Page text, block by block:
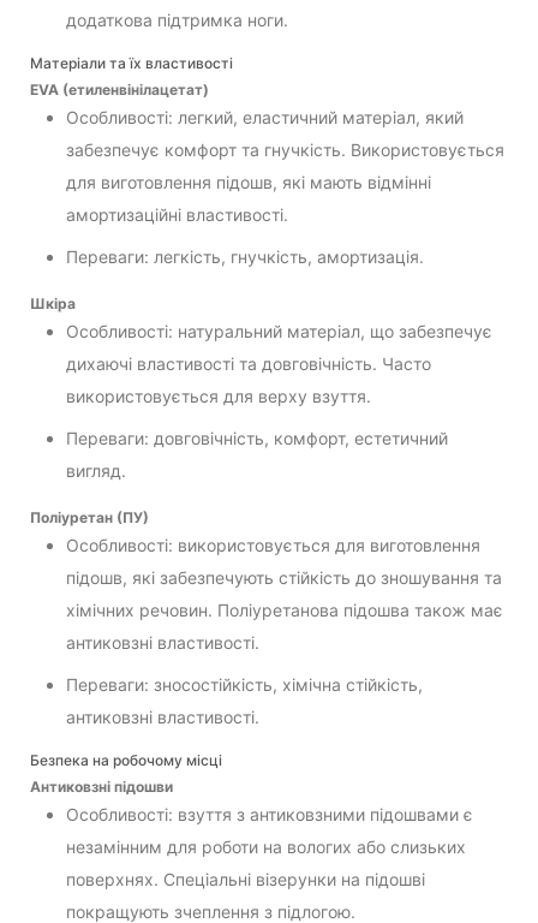
додаткова підтримка ноги.
Матеріали та їх властивості
EVA (етиленвінілацетат)
Особливості: легкий, еластичний матеріал, який
забезпечує комфорт та гнучкість. Використовується
для виготовлення підошв, які мають відмінні
амортизаційні властивості.
Переваги: легкість, гнучкість, амортизація.
Шкіра
Особливості: натуральний матеріал, що забезпечує
дихаючі властивості та довговічність. Часто
використовується для верху взуття.
Переваги: довговічність, комфорт, естетичний
вигляд.
Поліуретан (ПУ)
Особливості: використовується для виготовлення
підошв, які забезпечують стійкість до зношування та
хімічних речовин. Поліуретанова підошва також має
антиковзні властивості.
Переваги: зносостійкість, хімічна стійкість,
антиковзні властивості.
Безпека на робочому місці
Антиковзні підошви
Особливості: взуття з антиковзними підошвами є
незамінним для роботи на вологих або слизьких
поверхнях. Спеціальні візерунки на підошві
покращують зчеплення з підлогою.